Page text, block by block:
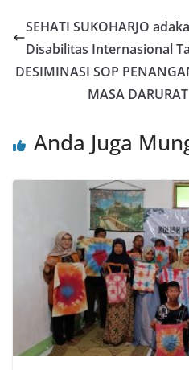
SEHATI SUKOHARJO
Disabilitas Internasional
DESIMINASI SOP
MASA
Anda Juga